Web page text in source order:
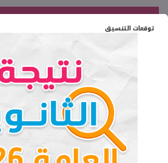
توقعات التنسيق ♥ جديد
بقرار رسمي
كتاب سلاح التلميذ
الابتدائي تكنولوجيا
2027